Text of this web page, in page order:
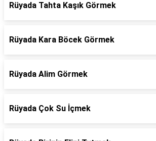
Rüyada Tahta Kaşık Görmek
Rüyada Kara Böcek Görmek
Rüyada Alim Görmek
Rüyada Çok Su İçmek